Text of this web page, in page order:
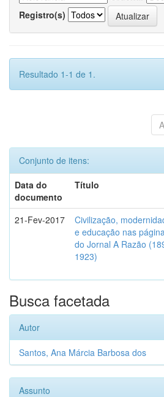
Registro(s)
Resultado 1-1 de 1.
Conjunto de itens:
Data do
documento
Título
21-Fev-2017
Civilização,
e educação nas
do Jornal A Razão
1923)
Busca facetada
Autor
Santos, Ana Márcia Barbosa dos
Assunto